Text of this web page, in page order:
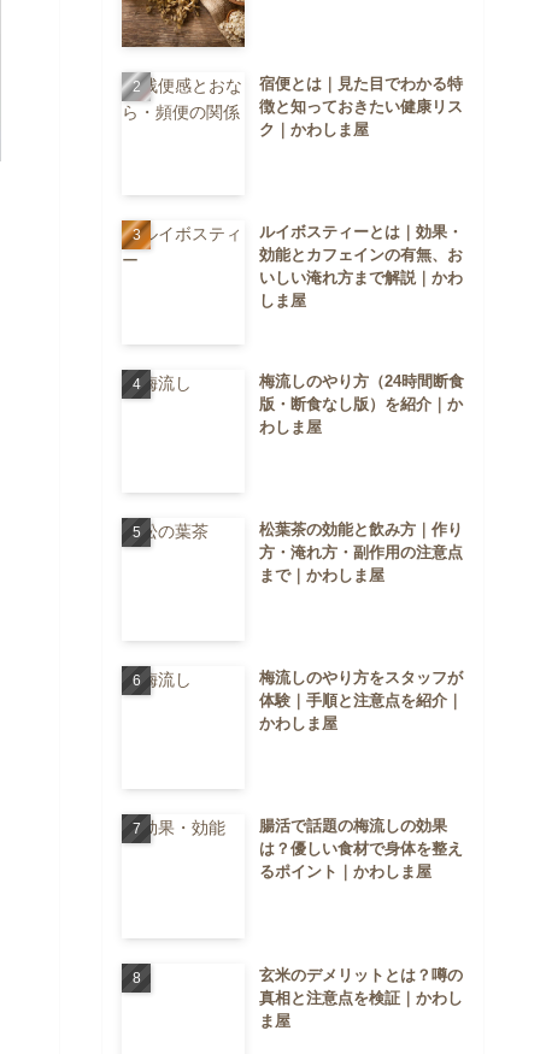
宿便とは｜見た目でわかる特
徴と知っておきたい健康リス
ク｜かわしま屋
ルイボスティーとは｜効果・
効能とカフェインの有無、お
いしい淹れ方まで解説｜かわ
しま屋
梅流しのやり方（24時間断食
版・断食なし版）を紹介｜か
わしま屋
松葉茶の効能と飲み方｜作り
方・淹れ方・副作用の注意点
まで｜かわしま屋
梅流しのやり方をスタッフが
体験｜手順と注意点を紹介｜
かわしま屋
腸活で話題の梅流しの効果
は？優しい食材で身体を整え
るポイント｜かわしま屋
玄米のデメリットとは？噂の
真相と注意点を検証｜かわし
ま屋